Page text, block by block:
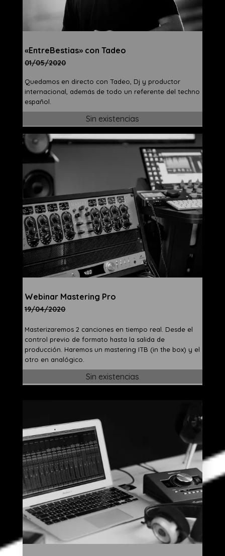
«EntreBestias» con Tadeo
01/05/2020
Quedamos en directo con Tadeo, Dj y productor
internacional, además de todo un referente del techno
español.
Sin existencias
Webinar Mastering Pro
19/04/2020
Masterizaremos 2 canciones en tiempo real. Desde el
control previo de formato hasta la salida de
producción. Haremos un mastering ITB (in the box) y el
otro en analógico.
Sin existencias